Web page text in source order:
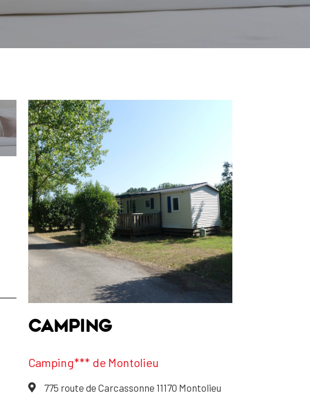
CAMPING
Camping*** de Montolieu
775 route de Carcassonne 11170 Montolieu